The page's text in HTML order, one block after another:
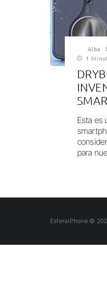
Alba
1
Esta es
para
EsferaiPhone ©